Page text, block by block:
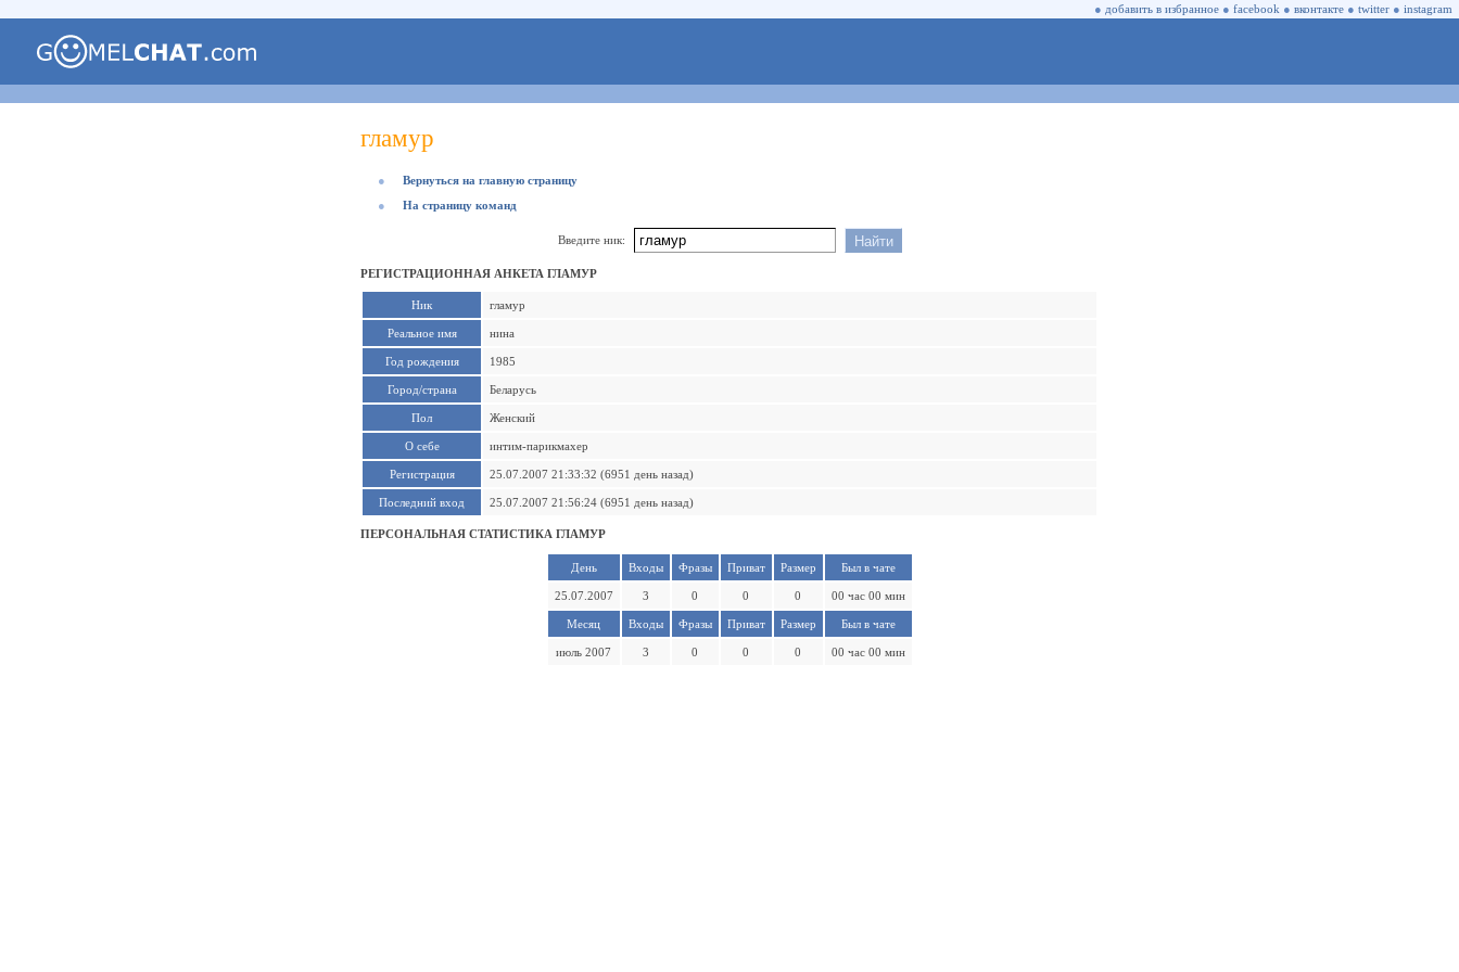
● добавить в избранное ● facebook ● вконтакте ● twitter ● instagram
гламур
●
Вернуться на главную страницу
●
На страницу команд
Введите ник:
РЕГИСТРАЦИОННАЯ АНКЕТА ГЛАМУР
Ник гламур
Реальное имя нина
Год рождения 1985
Город/страна Беларусь
Пол Женский
О себе интим-парикмахер
Регистрация 25.07.2007 21:33:32 (6951 день назад)
Последний вход 25.07.2007 21:56:24 (6951 день назад)
ПЕРСОНАЛЬНАЯ СТАТИСТИКА ГЛАМУР
День Входы Фразы Приват Размер Был в чате
25.07.2007 3 0 0 0 00 час 00 мин
Месяц Входы Фразы Приват Размер Был в чате
июль 2007 3 0 0 0 00 час 00 мин